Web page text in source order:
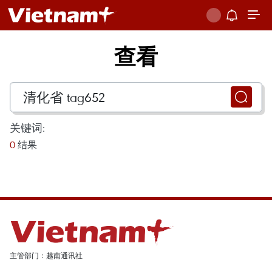
查看
关键词:
0 结果
主管部门：越南通讯社